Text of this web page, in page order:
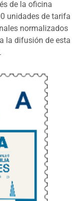
de la oficina
unidades de tarifa
normalizados
la difusión de esta